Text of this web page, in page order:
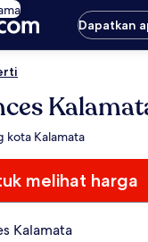
Dapatkan
kota Kalamata
melihat harga